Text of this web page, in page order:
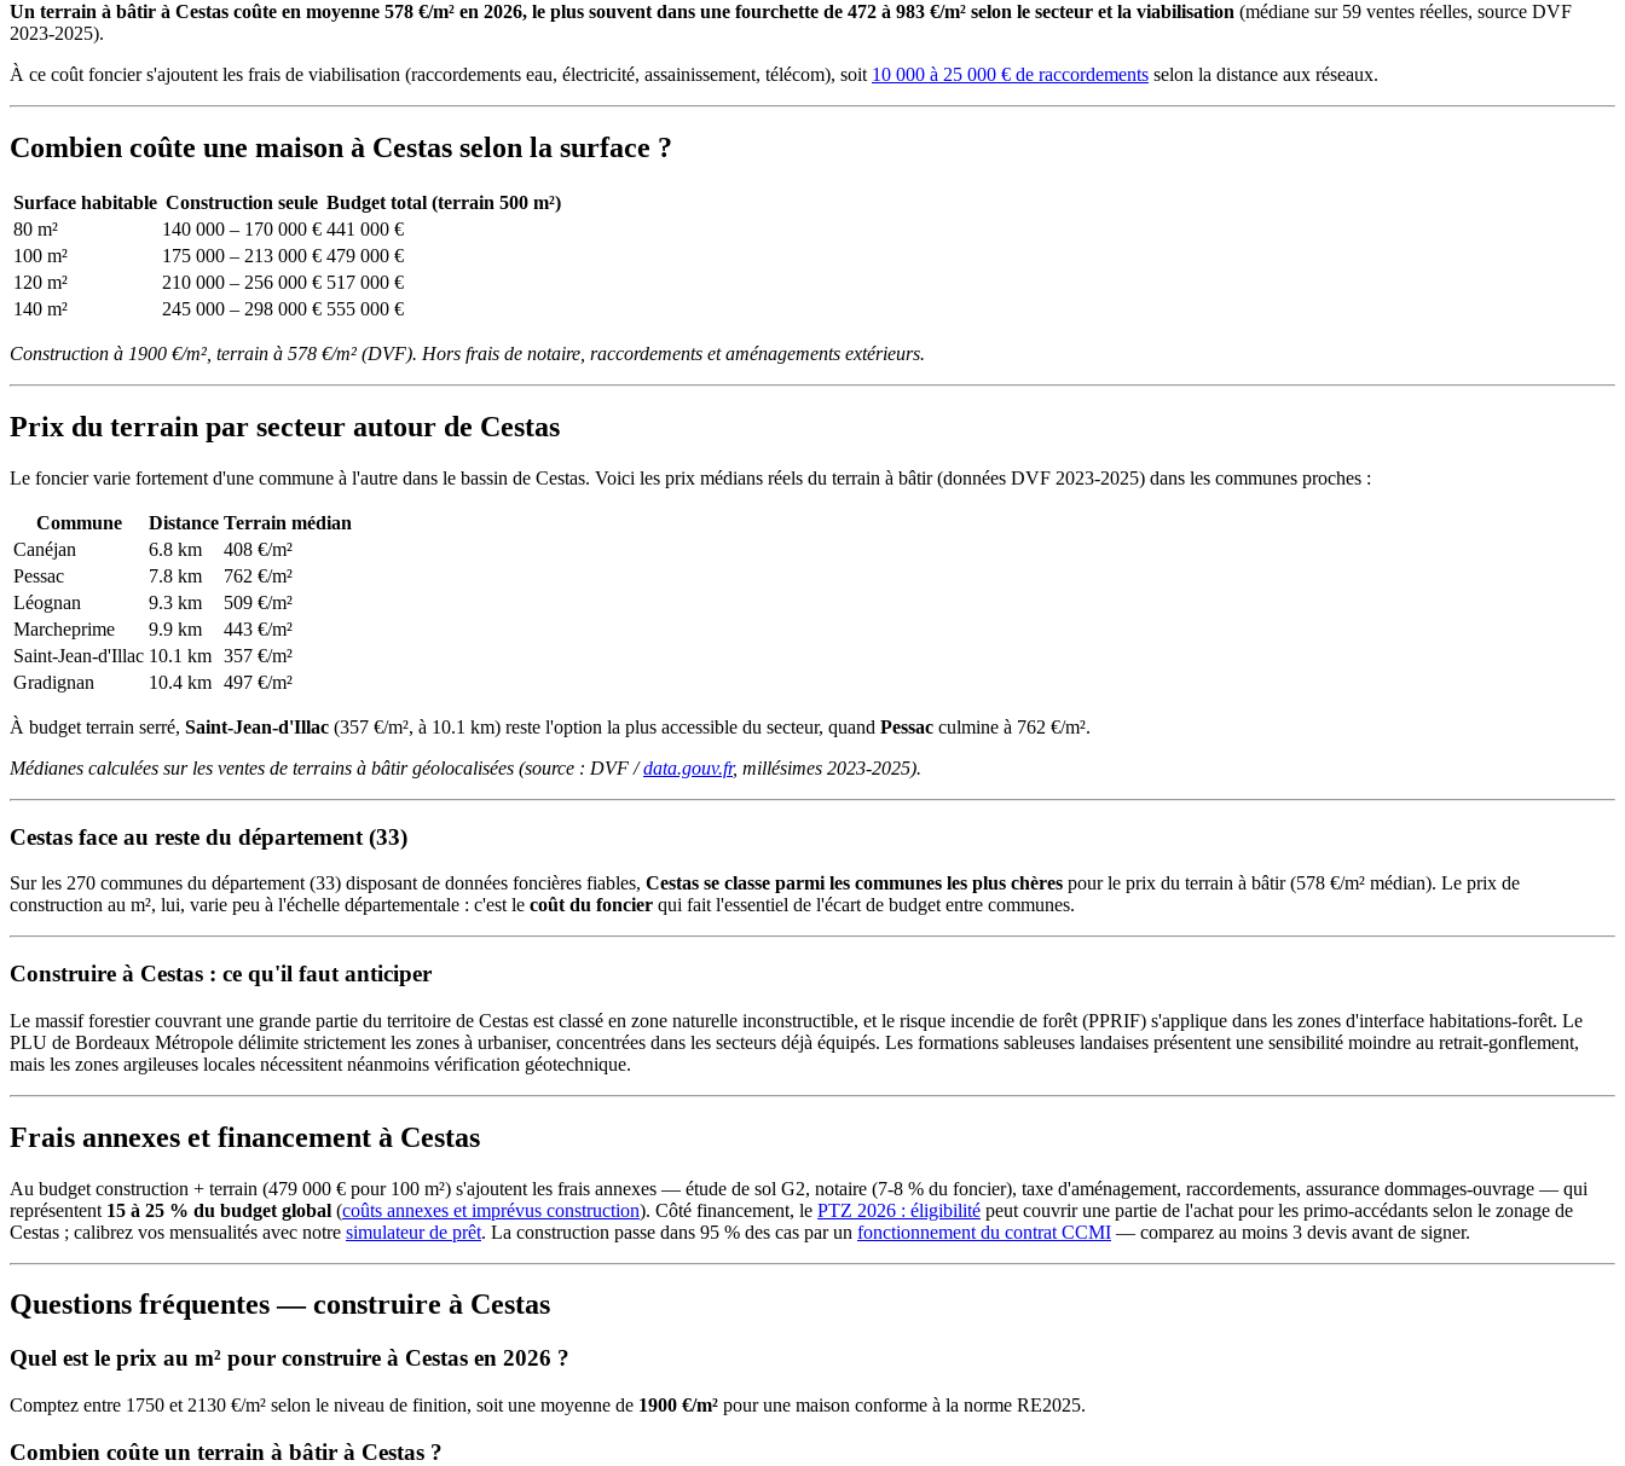
Un terrain à bâtir à Cestas coûte en moyenne 578 €/m² en 2026, le plus souvent dans une fourchette de 472 à 983 €/m² selon le secteur et la viabilisation (médiane sur 59 ventes réelles, source DVF
2023-2025).
À ce coût foncier s'ajoutent les frais de viabilisation (raccordements eau, électricité, assainissement, télécom), soit 10 000 à 25 000 € de raccordements selon la distance aux réseaux.
Combien coûte une maison à Cestas selon la surface ?
Surface habitable Construction seule Budget total (terrain 500 m²)
80 m²
140 000 – 170 000 € 441 000 €
100 m²
175 000 – 213 000 € 479 000 €
120 m²
210 000 – 256 000 € 517 000 €
140 m²
245 000 – 298 000 € 555 000 €
Construction à 1900 €/m², terrain à 578 €/m² (DVF). Hors frais de notaire, raccordements et aménagements extérieurs.
Prix du terrain par secteur autour de Cestas
Le foncier varie fortement d'une commune à l'autre dans le bassin de Cestas. Voici les prix médians réels du terrain à bâtir (données DVF 2023-2025) dans les communes proches :
Commune Distance Terrain médian
Canéjan
6.8 km
408 €/m²
Pessac
7.8 km
762 €/m²
Léognan
9.3 km
509 €/m²
Marcheprime
9.9 km
443 €/m²
Saint-Jean-d'Illac 10.1 km 357 €/m²
Gradignan
10.4 km 497 €/m²
À budget terrain serré, Saint-Jean-d'Illac (357 €/m², à 10.1 km) reste l'option la plus accessible du secteur, quand Pessac culmine à 762 €/m².
Médianes calculées sur les ventes de terrains à bâtir géolocalisées (source : DVF /data.gouv.fr, millésimes 2023-2025).
Cestas face au reste du département (33)
Sur les 270 communes du département (33) disposant de données foncières fiables, Cestas se classe parmi les communes les plus chères pour le prix du terrain à bâtir (578 €/m² médian). Le prix de
construction au m², lui, varie peu à l'échelle départementale : c'est le coût du foncier qui fait l'essentiel de l'écart de budget entre communes.
Construire à Cestas : ce qu'il faut anticiper
Le massif forestier couvrant une grande partie du territoire de Cestas est classé en zone naturelle inconstructible, et le risque incendie de forêt (PPRIF) s'applique dans les zones d'interface habitations-forêt. Le
PLU de Bordeaux Métropole délimite strictement les zones à urbaniser, concentrées dans les secteurs déjà équipés. Les formations sableuses landaises présentent une sensibilité moindre au retrait-gonflement,
mais les zones argileuses locales nécessitent néanmoins vérification géotechnique.
Frais annexes et financement à Cestas
Au budget construction + terrain (479 000 € pour 100 m²) s'ajoutent les frais annexes — étude de sol G2, notaire (7-8 % du foncier), taxe d'aménagement, raccordements, assurance dommages-ouvrage — qui
représentent 15 à 25 % du budget global (coûts annexes et imprévus construction). Côté financement, le PTZ 2026 : éligibilité peut couvrir une partie de l'achat pour les primo-accédants selon le zonage de
Cestas ; calibrez vos mensualités avec notre simulateur de prêt. La construction passe dans 95 % des cas par un fonctionnement du contrat CCMI — comparez au moins 3 devis avant de signer.
Questions fréquentes — construire à Cestas
Quel est le prix au m² pour construire à Cestas en 2026 ?
Comptez entre 1750 et 2130 €/m² selon le niveau de finition, soit une moyenne de 1900 €/m² pour une maison conforme à la norme RE2025.
Combien coûte un terrain à bâtir à Cestas ?